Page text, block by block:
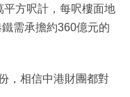
方呎計，每呎樓面地
需承擔約360億元的
，相信中港財團都對